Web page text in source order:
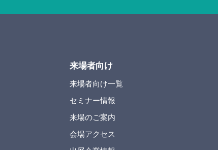
来場者向け
来場者向け一覧
セミナー情報
来場のご案内
会場アクセス